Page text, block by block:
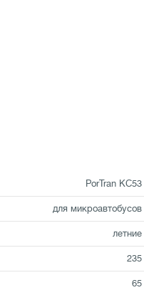
PorTran KC53
для микроавтобусов
летние
235
65